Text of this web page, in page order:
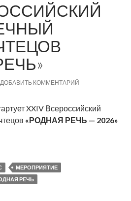
ДОБАВИТЬ КОММЕНТАРИЙ
XXIV Всероссийский
«РОДНАЯ РЕЧЬ — 2026»
библиотечный конкурс
МЕРОПРИЯТИЕ
РЕЧЬ